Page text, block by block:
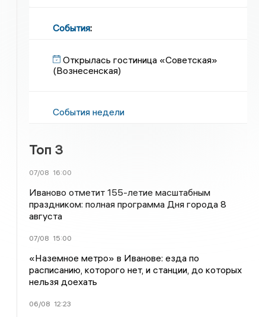
События:
Открылась гостиница «Советская»
(Вознесенская)
События недели
Топ 3
07/08 16:00
Иваново отметит 155-летие масштабным
праздником: полная программа Дня города 8
августа
07/08 15:00
«Наземное метро» в Иванове: езда по
расписанию, которого нет, и станции, до которых
нельзя доехать
06/08 12:23